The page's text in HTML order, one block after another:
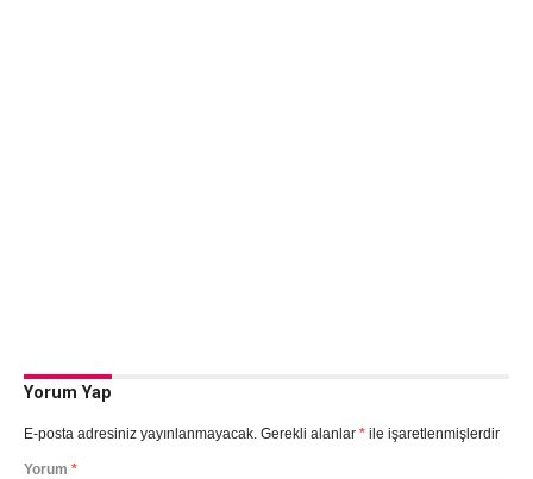
Yorum Yap
E-posta adresiniz yayınlanmayacak. Gerekli alanlar *ile işaretlenmişlerdir
Yorum *